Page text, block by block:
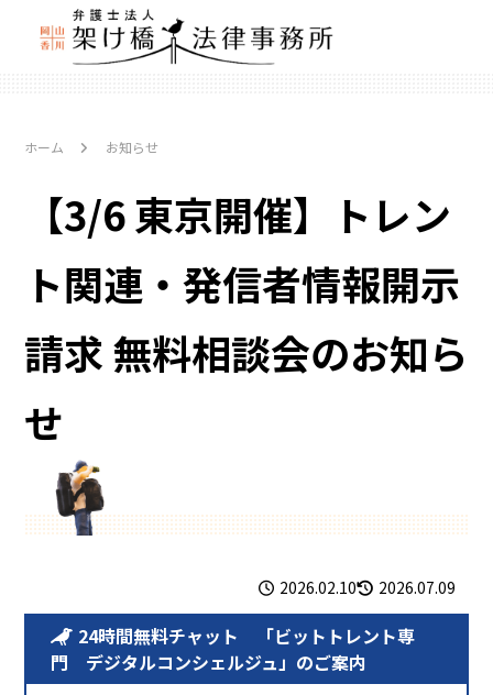
ホーム お知らせ
【3/6 東京開催】トレン
ト関連・発信者情報開示
請求 無料相談会のお知ら
せ
2026.02.10 2026.07.09
24時間無料チャット 「ビットトレント専
門 デジタルコンシェルジュ」のご案内